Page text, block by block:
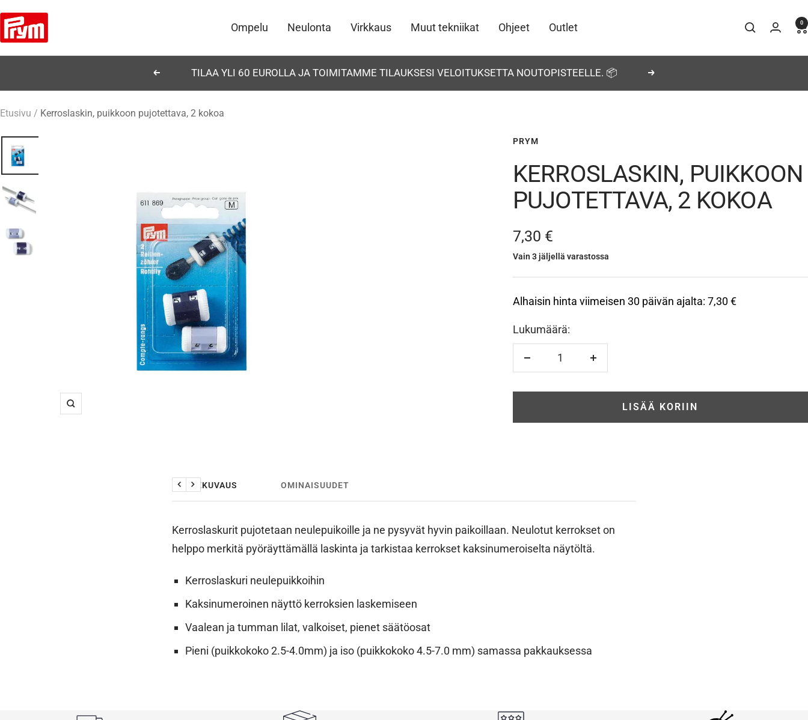
sisältöön
Ompelu Neulonta Virkkaus Muut tekniikat Ohjeet Outlet
Prym 0
EdellinenTILAA YLI 60 EUROLLA JA TOIMITAMME TILAUKSESI VELOITUKSETTA NOUTOPISTEELLE. 📦 Seuraava
Etusivu Kerroslaskin, puikkoon pujotettava, 2 kokoa
Suurenna
PRYM
KERROSLASKIN, PUIKKOON
PUJOTETTAVA, 2 KOKOA
Alennushinta
7,30 €
Vain 3 jäljellä varastossa
Alhaisin hinta viimeisen 30 päivän ajalta: 7,30 €
Lukumäärä:
LISÄÄ KORIIN
TUOTEKUVAUS OMINAISUUDET
Edellinen
Seuraava
Kerroslaskurit pujotetaan neulepuikoille ja ne pysyvät hyvin paikoillaan. Neulotut kerrokset on
helppo merkitä pyöräyttämällä laskinta ja tarkistaa kerrokset kaksinumeroiselta näytöltä.
Kerroslaskuri neulepuikkoihin
Kaksinumeroinen näyttö kerroksien laskemiseen
Vaalean ja tumman lilat, valkoiset, pienet säätöosat
Pieni (puikkokoko 2.5-4.0mm) ja iso (puikkokoko 4.5-7.0 mm) samassa pakkauksessa